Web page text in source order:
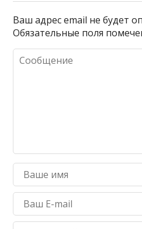
Ваш адрес email не будет
Обязательные поля